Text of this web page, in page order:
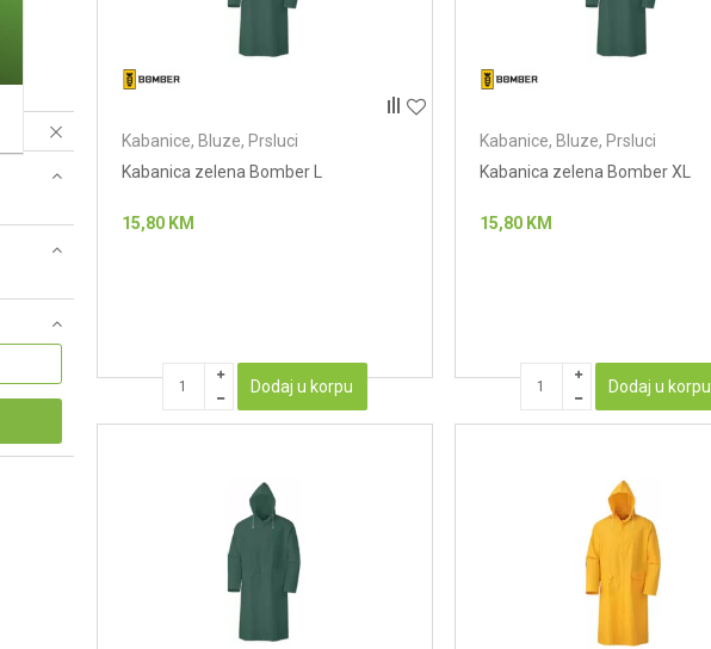
Kabanice, Bluze, Prsluci
Kabanica zelena Bomber L
15,80 KM
Dodaj u korpu
Kabanice, Bluze, Prsluci
Kabanica zelena Bomber XL
15,80 KM
Dodaj u korpu